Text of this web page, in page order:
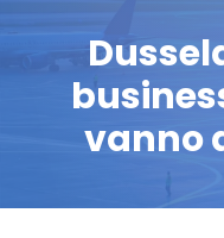
vanno